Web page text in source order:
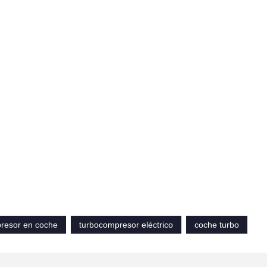
en coche
turbocompresor eléctrico coche turbo